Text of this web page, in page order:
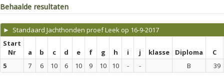
Behaalde resultaten
► Standaard Jachthonden proef Leek op 16-9-2017
Start
Nr
a b c d e f g h i j klasse Diploma
C
5
7 6 10 6 10 9 10 10 - - B 39